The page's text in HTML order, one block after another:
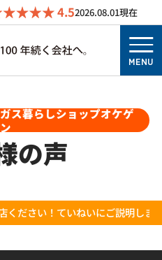
4.52026.08.01現在
MENU
ス暮らしショップオケゲ
ン
の声
ください！ていねいにご説明しま